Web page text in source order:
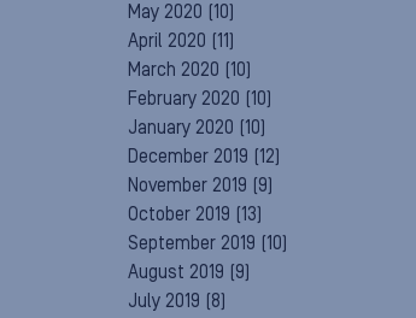
May 2020 (10)
April 2020 (11)
March 2020 (10)
February 2020 (10)
January 2020 (10)
December 2019 (12)
November 2019 (9)
October 2019 (13)
September 2019 (10)
August 2019 (9)
July 2019 (8)